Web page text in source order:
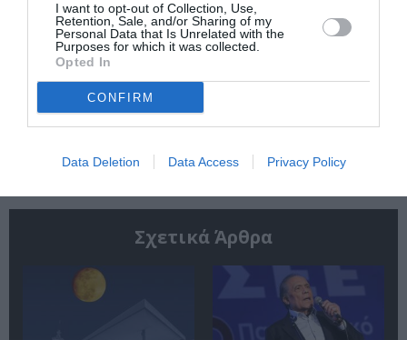
I want to opt-out of Collection, Use,
Retention, Sale, and/or Sharing of my
Personal Data that Is Unrelated with the
Purposes for which it was collected.
Opted In
CONFIRM
Data Deletion Data Access Privacy Policy
την Τέχνη και τον Πολιτισμό!
Ακολουθήστε το Culturenow.gr
Σχετικά Άρθρα